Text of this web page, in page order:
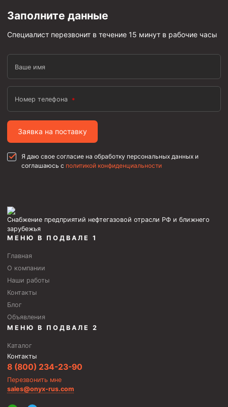
Труболовки
заводным зубом
Магнитные ловители
Фрезеры арбузообразные
Фрезеры стартово-оконные
Калибраторы расширители
Фрезеры кольцевые
Фрезеры-долота торцевые
Ключи
Фрезерующие инструменты
Клинья — отклонители
Колокола ловильные
Быстроразъёмные соединения (БРС)
Рукава буровые
Стропы
Заполните данные
Специалист перезвонит в течение 15 минут в рабочие часы
Ваше имя
Номер телефона
Заявка на поставку
Я даю свое согласие на обработку персональных данных и
соглашаюсь с политикой конфиденциальности
Снабжение предприятий нефтегазовой отрасли РФ и ближнего
зарубежья
МЕНЮ В ПОДВАЛЕ 1
Главная
О компании
Наши работы
Контакты
Блог
Объявления
МЕНЮ В ПОДВАЛЕ 2
Каталог
Контакты
8 (800) 234-23-90
Перезвонить мне
sales@onyx-rus.com